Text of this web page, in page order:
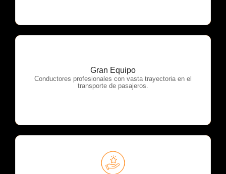
Gran Equipo
Conductores profesionales con vasta trayectoria en el
transporte de pasajeros.
OTP Servicios